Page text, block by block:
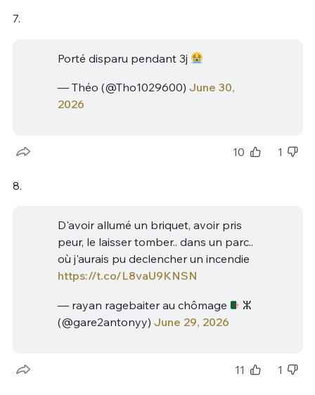
7.
Porté disparu pendant 3j
— Théo (@Tho1029600) June 30,
2026
10 1
8.
D'avoir allumé un briquet, avoir pris
peur, le laisser tomber.. dans un parc..
où j'aurais pu declencher un incendie
https://t.co/L8vaU9KNSN
— rayan ragebaiter au chômage
ⵣ
(@gare2antonyy) June 29, 2026
11 1